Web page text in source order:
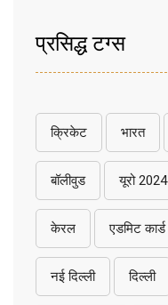
प्रसिद्ध टग्स
क्रिकेट भारत
बॉलीवुड यूरो 2024
केरल एडमिट कार्ड
नई दिल्ली दिल्ली